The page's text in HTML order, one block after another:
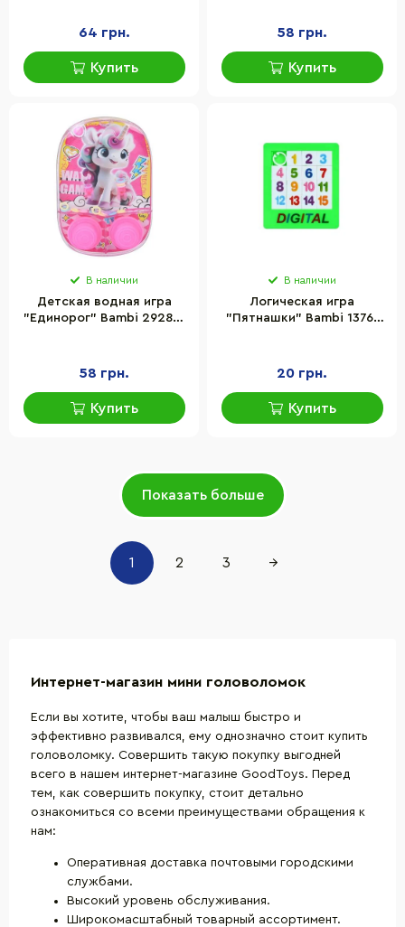
64 грн.
Купить
58 грн.
Купить
В наличии
Детская водная игра
"Единорог" Bambi 2928V-
58 грн.
Купить
В наличии
Логическая игра
"Пятнашки" Bambi 1376-
20 грн.
Купить
Показать больше
1 2 3 →
Интернет-магазин мини головоломок
Если вы хотите, чтобы ваш малыш быстро и
эффективно развивался, ему однозначно стоит купить
головоломку. Совершить такую покупку выгодней
всего в нашем интернет-магазине GoodToys. Перед
тем, как совершить покупку, стоит детально
ознакомиться со всеми преимуществами обращения к
нам:
Оперативная доставка почтовыми городскими
службами.
Высокий уровень обслуживания.
Широкомасштабный товарный ассортимент.